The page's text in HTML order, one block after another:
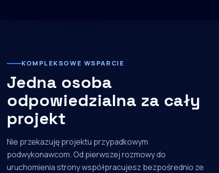
KOMPLEKSOWE WSPARCIE
Jedna osoba
odpowiedzialna za cały
projekt
Nie przekazuję projektu przypadkowym
podwykonawcom. Od pierwszej rozmowy do
uruchomienia strony współpracujesz bezpośrednio ze